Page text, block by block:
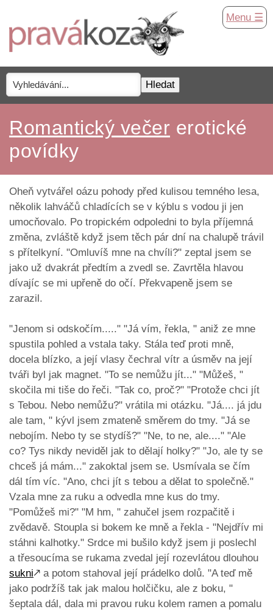
Menu ☰
Romantický večer erotické
povídky
Oheň vytvářel oázu pohody před kulisou temného lesa,
několik lahváčů chladících se v kýblu s vodou ji jen
umocňovalo. Po tropickém odpoledni to byla příjemná
změna, zvláště když jsem těch pár dní na chalupě trávil
s přítelkyní. "Omluvíš mne na chvíli?" zeptal jsem se
jako už dvakrát předtím a zvedl se. Zavrtěla hlavou
dívajíc se mi upřeně do očí. Překvapeně jsem se
zarazil.
"Jenom si odskočím....." "Já vím, řekla, " aniž ze mne
spustila pohled a vstala taky. Stála teď proti mně,
docela blízko, a její vlasy čechral vítr a úsměv na její
tváři byl jak magnet. "To se nemůžu jít..." "Můžeš, "
skočila mi tiše do řeči. "Tak co, proč?" "Protože chci jít
s Tebou. Nebo nemůžu?" vrátila mi otázku. "Já.... já jdu
ale tam, " kývl jsem zmateně směrem do tmy. "Já se
nebojím. Nebo ty se stydíš?" "Ne, to ne, ale...." "Ale
co? Tys nikdy neviděl jak to dělají holky?" "Jo, ale ty se
chceš já mám..." zakoktal jsem se. Usmívala se čím
dál tím víc. "Ano, chci jít s tebou a dělat to společně."
Vzala mne za ruku a odvedla mne kus do tmy.
"Pomůžeš mi?" "M hm, " zahučel jsem rozpačitě i
zvědavě. Stoupla si bokem ke mně a řekla - "Nejdřív mi
stáhni kalhotky." Srdce mi bušilo když jsem ji poslechl
a třesoucíma se rukama zvedal její rozevlátou dlouhou
sukni🡕 a potom stahoval její prádelko dolů. "A teď mě
jako podržíš tak jak malou holčičku, ale z boku, "
šeptala dál, dala mi pravou ruku kolem ramen a pomalu